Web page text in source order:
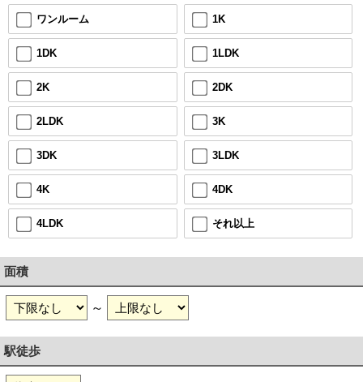
ワンルーム 1K
1DK 1LDK
2K 2DK
2LDK 3K
3DK 3LDK
4K 4DK
4LDK それ以上
面積
～
駅徒歩